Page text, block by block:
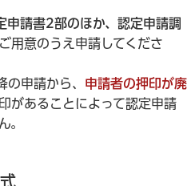
請書2部のほか、認定申請調
ご用意のうえ申請してくださ
申請から、 申請者の押印が廃
があることによって認定申請
。